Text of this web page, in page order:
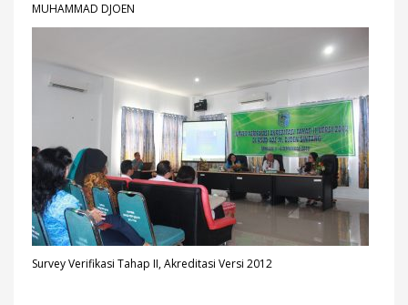
MUHAMMAD DJOEN
Survey Verifikasi Tahap II, Akreditasi Versi 2012